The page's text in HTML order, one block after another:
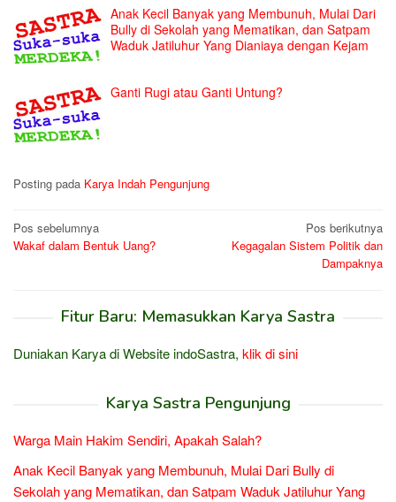
Anak Kecil Banyak yang Membunuh, Mulai Dari
Bully di Sekolah yang Mematikan, dan Satpam
Waduk Jatiluhur Yang Dianiaya dengan Kejam
Ganti Rugi atau Ganti Untung?
Posting pada Karya Indah Pengunjung
Navigasi
pos
Pos sebelumnya
Wakaf dalam Bentuk Uang?
Pos berikutnya
Kegagalan Sistem Politik dan
Dampaknya
Fitur Baru: Memasukkan Karya Sastra
Duniakan Karya di Website indoSastra, klik di sini
Karya Sastra Pengunjung
Warga Main Hakim Sendiri, Apakah Salah?
Anak Kecil Banyak yang Membunuh, Mulai Dari Bully di
Sekolah yang Mematikan, dan Satpam Waduk Jatiluhur Yang